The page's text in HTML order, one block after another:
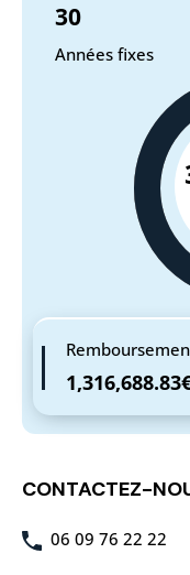
30
Années fixes
CONTACTEZ-
06 09 76 22 22